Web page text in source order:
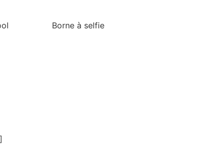
Borne à selfie